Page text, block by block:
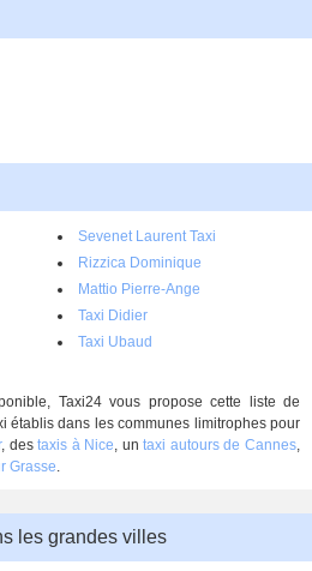
Sevenet Laurent Taxi
Rizzica Dominique
Mattio Pierre-Ange
Taxi Didier
Taxi Ubaud
Taxi24 vous propose cette liste de
établis dans les communes limitrophes pour
, destaxis à Nice, untaxi autours de Cannes,
Grasse.
les grandes villes